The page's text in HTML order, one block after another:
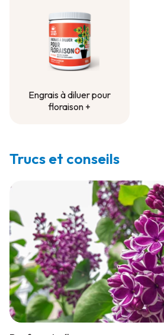
Engrais à diluer pour
floraison +
Trucs et conseils